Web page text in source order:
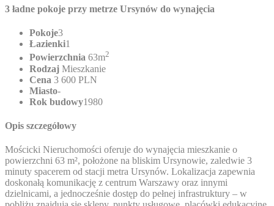
3 ładne pokoje przy metrze Ursynów do wynajęcia
Pokoje3
Łazienki1
Powierzchnia 63m2
Rodzaj Mieszkanie
Cena 3 600 PLN
Miasto-
Rok budowy1980
Opis szczegółowy
Mościcki Nieruchomości oferuje do wynajęcia mieszkanie o
powierzchni 63 m², położone na bliskim Ursynowie, zaledwie 3
minuty spacerem od stacji metra Ursynów. Lokalizacja zapewnia
doskonałą komunikację z centrum Warszawy oraz innymi
dzielnicami, a jednocześnie dostęp do pełnej infrastruktury – w